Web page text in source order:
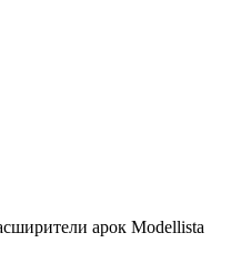
арок Modellista